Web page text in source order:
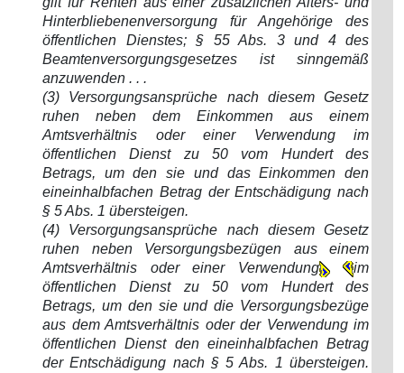
Hinterbliebenenversorgung für Angehörige des
öffentlichen Dienstes; § 55 Abs. 3 und 4 des
Beamtenversorgungsgesetzes ist sinngemäß
anzuwenden . . .
(3) Versorgungsansprüche nach diesem Gesetz
ruhen neben dem Einkommen aus einem
Amtsverhältnis oder einer Verwendung im
öffentlichen Dienst zu 50 vom Hundert des
Betrags, um den sie und das Einkommen den
eineinhalbfachen Betrag der Entschädigung nach
§ 5 Abs. 1 übersteigen.
(4) Versorgungsansprüche nach diesem Gesetz
ruhen neben Versorgungsbezügen aus einem
Amtsverhältnis oder einer Verwendung
im
öffentlichen Dienst zu 50 vom Hundert des
Betrags, um den sie und die Versorgungsbezüge
aus dem Amtsverhältnis oder der Verwendung im
öffentlichen Dienst den eineinhalbfachen Betrag
der Entschädigung nach § 5 Abs. 1 übersteigen.